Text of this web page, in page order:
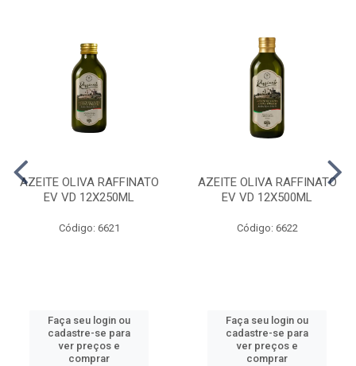
AZEITE OLIVA RAFFINATO
EV VD 12X250ML
Código: 6621
Faça seu login ou
cadastre-se para
ver preços e
comprar
AZEITE OLIVA RAFFINATO
EV VD 12X500ML
Código: 6622
Faça seu login ou
cadastre-se para
ver preços e
comprar